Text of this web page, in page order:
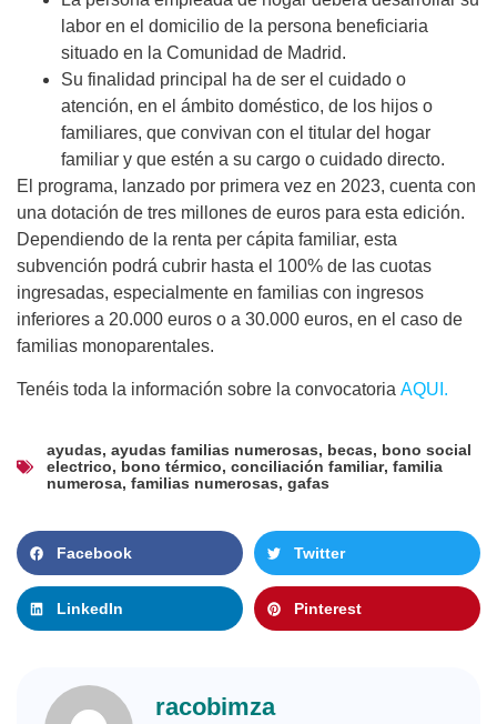
labor en el domicilio de la persona beneficiaria
situado en la Comunidad de Madrid.
Su finalidad principal ha de ser el cuidado o
atención, en el ámbito doméstico, de los hijos o
familiares, que convivan con el titular del hogar
familiar y que estén a su cargo o cuidado directo.
El programa, lanzado por primera vez en 2023, cuenta con
una dotación de tres millones de euros para esta edición.
Dependiendo de la renta per cápita familiar, esta
subvención podrá cubrir hasta el 100% de las cuotas
ingresadas, especialmente en familias con ingresos
inferiores a 20.000 euros o a 30.000 euros, en el caso de
familias monoparentales.
Tenéis toda la información sobre la convocatoria AQUI.
ayudas, ayudas familias numerosas, becas, bono social
electrico, bono térmico, conciliación familiar, familia
numerosa, familias numerosas, gafas
Facebook Twitter
LinkedIn Pinterest
racobimza